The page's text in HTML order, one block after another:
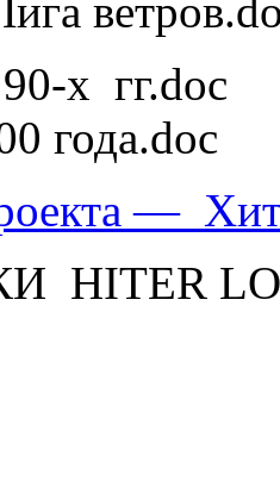
х гг.doc
года.doc
—
HITER